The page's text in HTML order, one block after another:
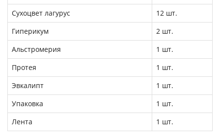
Сухоцвет лагурус
12 шт.
Гиперикум
2 шт.
Альстромерия
1 шт.
Протея
1 шт.
Эвкалипт
1 шт.
Упаковка
1 шт.
Лента
1 шт.